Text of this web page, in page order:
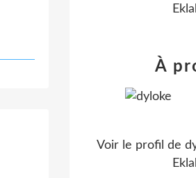
À
Voir le profil de